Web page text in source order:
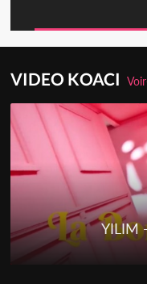
VIDEO KOACI
YILIM